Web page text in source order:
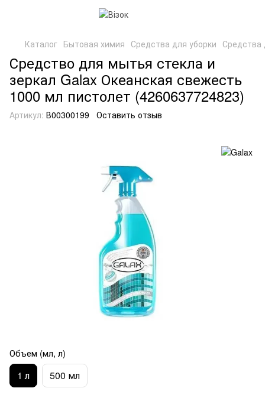
Каталог Бытовая химия Средства для уборки Средства
Средство для мытья стекла и
зеркал Galax Океанская свежесть
1000 мл пистолет (4260637724823)
Артикул: В00300199 Оставить отзыв
Объем (мл, л)
1 л 500 мл